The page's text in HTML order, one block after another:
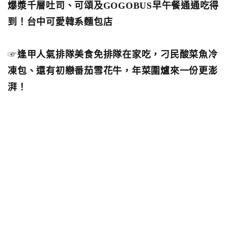
爆漿千層吐司、可頌及GOGOBUS早午餐通通吃得
到！台中可愛韓系麵包店
☞逢甲人氣排隊美食免排隊在家吃，刁民酸菜魚冷
凍包、還有初戀番茄雪花牛，年菜圍爐來一份更澎
湃！